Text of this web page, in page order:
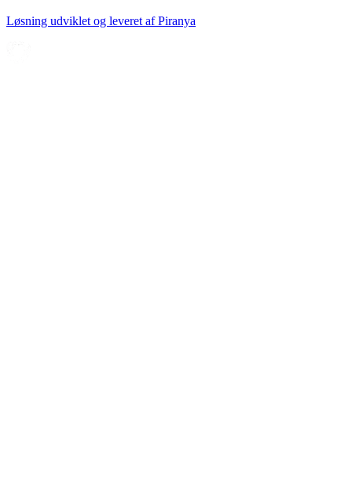
Løsning udviklet og leveret afPiranya